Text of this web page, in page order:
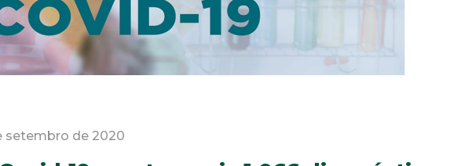
setembro de 2020